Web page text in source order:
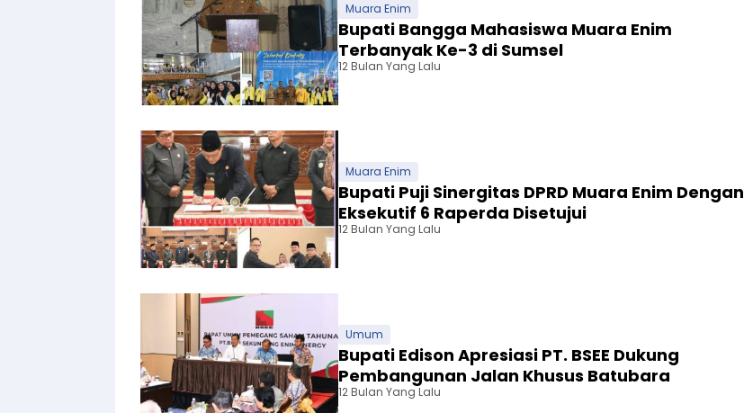
Muara Enim
Bupati Bangga Mahasiswa Muara Enim
Terbanyak Ke-3 di Sumsel
12 Bulan Yang Lalu
Muara Enim
Bupati Puji Sinergitas DPRD Muara Enim Dengan
Eksekutif 6 Raperda Disetujui
12 Bulan Yang Lalu
Umum
Bupati Edison Apresiasi PT. BSEE Dukung
Pembangunan Jalan Khusus Batubara
12 Bulan Yang Lalu